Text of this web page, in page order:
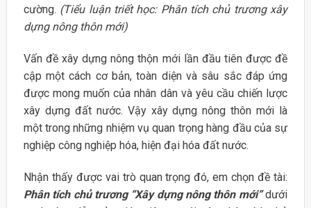
cường. (Tiểu luận triết học: Phân tích chủ trương xây
dựng nông thôn mới)
Vấn đề xây dựng nông thộn mới lần đầu tiên được đề
cập một cách cơ bản, toàn diện và sâu sắc đáp ứng
được mong muốn của nhân dân và yêu cầu chiến lược
xây dựng đất nước. Vậy xây dựng nông thôn mới là
một trong những nhiệm vụ quan trọng hàng đầu của sự
nghiệp công nghiệp hóa, hiện đại hóa đất nước.
Nhận thấy được vai trò quan trọng đó, em chọn đề tài:
Phân tích chủ trương “Xây dựng nông thôn mới”dưới